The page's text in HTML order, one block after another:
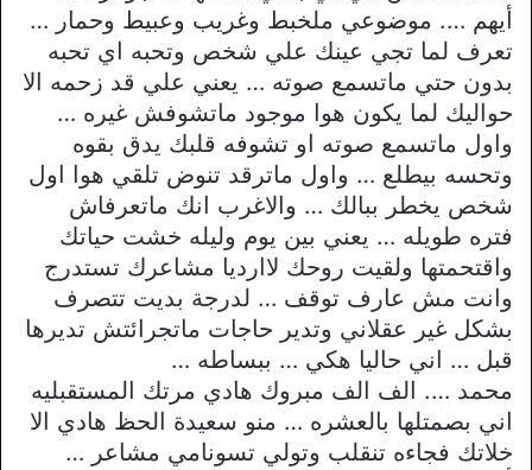
أيهم …. موضوعي ملخبط وغريب وعبيط وحمار …
تعرف لما تجي عينك علي شخص وتحبه اي تحبه
بدون حتي ماتسمع صوته … يعني علي قد زحمه الا
حواليك لما يكون هوا موجود ماتشوفش غيره …
واول ماتسمع صوته او تشوفه قلبك يدق بقوه
وتحسه بيطلع … واول ماترقد تنوض تلقي هوا اول
شخص يخطر ببالك … والاغرب انك ماتعرفاش
فتره طويله … يعني بين يوم وليله خشت حياتك
واقتحمتها ولقيت روحك لاارديا مشاعرك تستدرج
وانت مش عارف توقف … لدرجة بديت تتصرف
بشكل غير عقلاني وتدير حاجات ماتجرائتش تديرها
قبل … اني حاليا هكي … ببساطه …
محمد …. الف الف مبروك هادي مرتك المستقبليه
اني بصمتلها بالعشره … منو سعيدة الحظ هادي الا
خلاتك فجاءه تنقلب وتولي تسونامي مشاعر …